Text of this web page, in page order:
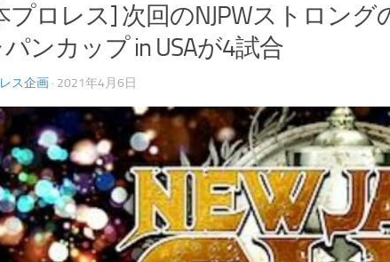
プロレス] 次回のNJPWストロン
ンカップ in USAが4試合
ス企画 · 2021年4月6日